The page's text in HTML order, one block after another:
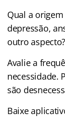
Qual a
depressão,
outro aspecto?
Avalie a
necessidade.
são
Baixe